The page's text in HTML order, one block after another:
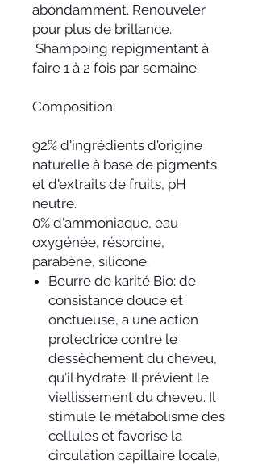
abondamment. Renouveler
pour plus de brillance.
Shampoing repigmentant à
faire 1 à 2 fois par semaine.
Composition:
92% d'ingrédients d'origine
naturelle à base de pigments
et d'extraits de fruits, pH
neutre.
0% d'ammoniaque, eau
oxygénée, résorcine,
parabène, silicone.
Beurre de karité Bio: de
consistance douce et
onctueuse, a une action
protectrice contre le
dessèchement du cheveu,
qu'il hydrate. Il prévient le
viellissement du cheveu. Il
stimule le métabolisme des
cellules et favorise la
circulation capillaire locale,